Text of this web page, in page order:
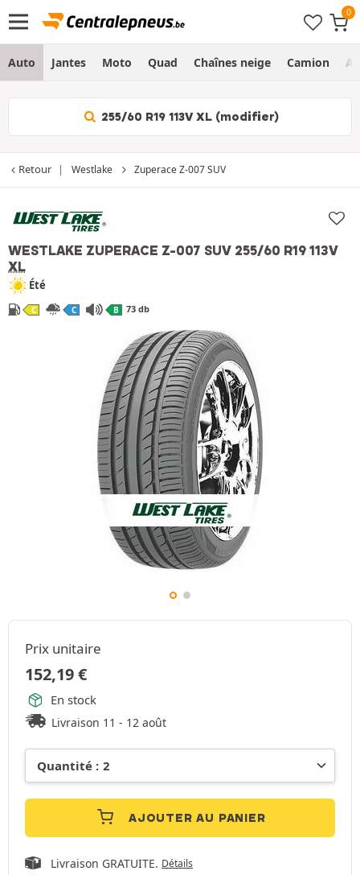
Auto Jantes Moto Quad Chaînes neige Camion
255/60 R19 113V XL (modifier)
Retour Westlake Zuperace Z-007 SUV
WESTLAKE ZUPERACE Z-007 SUV 255/60 R19 113V
XL
Été
C C B 73 db
Prix unitaire
152,19€
En stock
Livraison 11 - 12 août
AJOUTER AU PANIER
Livraison GRATUITE. Détails